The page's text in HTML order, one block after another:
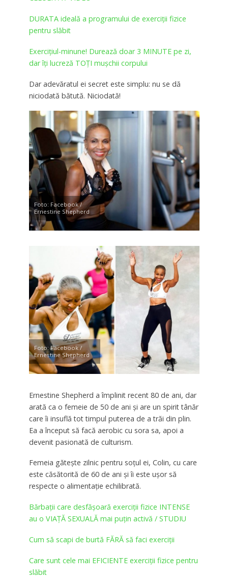
DURATA ideală a programului de exerciții fizice
pentru slăbit
Exercițiul-minune! Durează doar 3 MINUTE pe zi,
dar îți lucreză TOȚI mușchii corpului
Dar adevăratul ei secret este simplu: nu se dă
niciodată bătută. Niciodată!
Foto: Facebook /
Ernestine Shepherd
Foto: Facebook /
Ernestine Shepherd
Ernestine Shepherd a împlinit recent 80 de ani, dar
arată ca o femeie de 50 de ani şi are un spirit tânăr
care îi insuflă tot timpul puterea de a trăi din plin.
Ea a început să facă aerobic cu sora sa, apoi a
devenit pasionată de culturism.
Femeia găteşte zilnic pentru soţul ei, Colin, cu care
este căsătorită de 60 de ani şi îi este uşor să
respecte o alimentaţie echilibrată.
Bărbații care desfășoară exerciții fizice INTENSE
au o VIAȚĂ SEXUALĂ mai puțin activă / STUDIU
Cum să scapi de burtă FĂRĂ să faci exerciții
Care sunt cele mai EFICIENTE exerciții fizice pentru
slăbit